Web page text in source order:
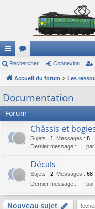
ac
co
ur
ci
or
u
Rechercher Connexion
Accueil du forum Les
Documentation
Forum
Châssis et
Sujets : 1 Messages : 8
Dernier message :
par
Décals
Sujets : 2 Messages : 68
Dernier message :
par
Nouveau sujet